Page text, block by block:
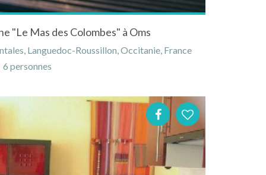
"Le Mas des Colombes" à Oms
Languedoc-Roussillon, Occitanie, France
personnes